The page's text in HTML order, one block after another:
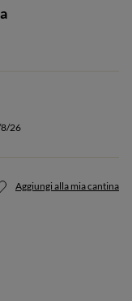
8/26
Aggiungi alla mia cantina